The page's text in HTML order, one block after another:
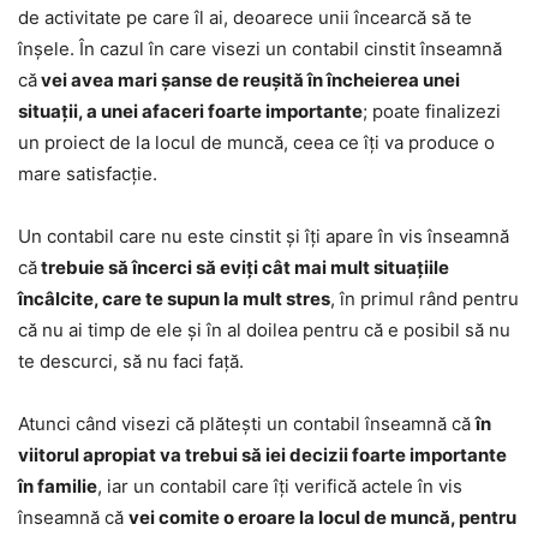
de activitate pe care îl ai, deoarece unii încearcă să te
înșele. În cazul în care visezi un contabil cinstit înseamnă
căvei avea mari șanse de reușită în încheierea unei
situații, a unei afaceri foarte importante; poate finalizezi
un proiect de la locul de muncă, ceea ce îți va produce o
mare satisfacție.
Un contabil care nu este cinstit și îți apare în vis înseamnă
cătrebuie să încerci să eviți cât mai mult situațiile
încâlcite, care te supun la mult stres, în primul rând pentru
că nu ai timp de ele și în al doilea pentru că e posibil să nu
te descurci, să nu faci față.
Atunci când visezi că plătești un contabil înseamnă căîn
viitorul apropiat va trebui să iei decizii foarte importante
în familie, iar un contabil care îți verifică actele în vis
înseamnă că vei comite o eroare la locul de muncă, pentru